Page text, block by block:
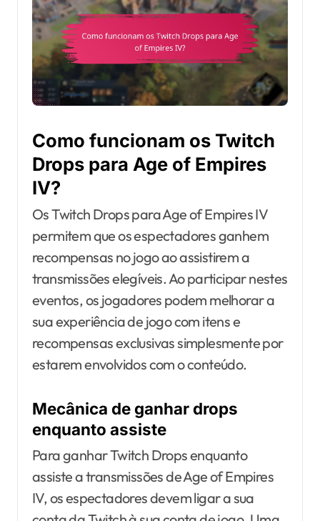
Como funcionam os Twitch
Drops para Age of Empires
IV?
Os Twitch Drops para Age of Empires IV
permitem que os espectadores ganhem
recompensas no jogo ao assistirem a
transmissões elegíveis. Ao participar nestes
eventos, os jogadores podem melhorar a
sua experiência de jogo com itens e
recompensas exclusivas simplesmente por
estarem envolvidos com o conteúdo.
Mecânica de ganhar drops
enquanto assiste
Para ganhar Twitch Drops enquanto
assiste a transmissões de Age of Empires
IV, os espectadores devem ligar a sua